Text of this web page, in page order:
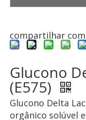
compartilhar
Glucono
(E575)
Glucono Delta
orgânico solúvel